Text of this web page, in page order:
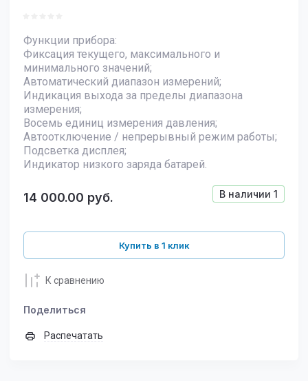
Функции прибора:
Фиксация текущего, максимального и
минимального значений;
Автоматический диапазон измерений;
Индикация выхода за пределы диапазона
измерения;
Восемь единиц измерения давления;
Автоотключение / непрерывный режим работы;
Подсветка дисплея;
Индикатор низкого заряда батарей.
В наличии 1
14 000.00 руб.
Купить в 1 клик
К сравнению
Поделиться
Распечатать